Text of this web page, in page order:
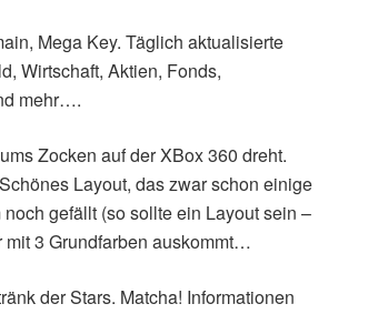
Mega Key. Täglich aktualisierte
Wirtschaft, Aktien, Fonds,
mehr….
Zocken auf der XBox 360 dreht.
Layout, das zwar schon einige
gefällt (so sollte ein Layout sein –
mit 3 Grundfarben auskommt…
der Stars. Matcha! Informationen